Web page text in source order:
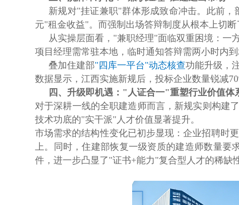
新规对"挂证兼职"群体形成致命冲击。此前，
元"租金收益"。而强制出场答辩制度从根本上切断
从实操层面看， "兼职经理"面临双重困境：一
项目经理需常驻本地，临时通知答辩需两小时内
叠加住建部"四库一平台"动态核查功能升级，
数据显示，江西实施新规后，投标企业数量锐减
四、升级即机遇： "人证合一"重塑行业价值体
对于深耕一线的全职建造师而言，新规实则构建
技术功底的"实干派"人才价值显著提升。
市场需求的结构性变化已初步显现：企业招聘时
上。同时，住建部恢复一级资质的建造师数量
件，进一步凸显了"证书+能力"复合型人才的稀缺性